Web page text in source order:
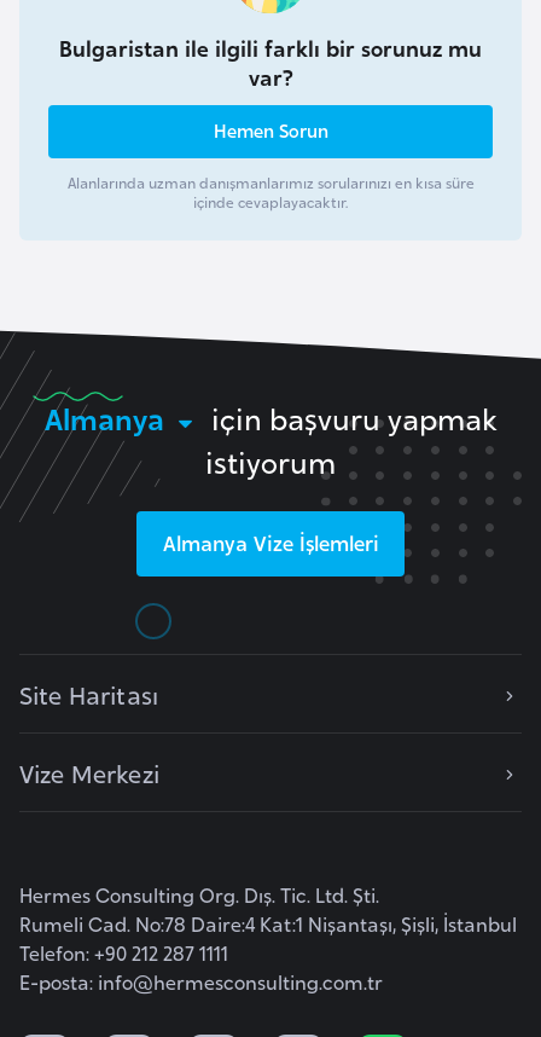
Bulgaristan ile ilgili farklı bir sorunuz mu
var?
Hemen Sorun
Alanlarında uzman danışmanlarımız sorularınızı en kısa süre
içinde cevaplayacaktır.
Almanya
için başvuru yapmak
istiyorum
Almanya Vize İşlemleri
Site Haritası
Vize Merkezi
Hermes Consulting Org. Dış. Tic. Ltd. Şti.
Rumeli Cad. No:78 Daire:4 Kat:1 Nişantaşı, Şişli, İstanbul
Telefon: +90 212 287 1111
E-posta: info@hermesconsulting.com.tr
L
t
y
n
L
y
a
L
e
m
b